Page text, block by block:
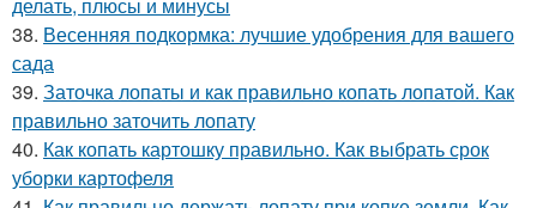
38. Весенняя подкормка: лучшие удобрения для вашего
сада
39. Заточка лопаты и как правильно копать лопатой. Как
правильно заточить лопату
40. Как копать картошку правильно. Как выбрать срок
уборки картофеля